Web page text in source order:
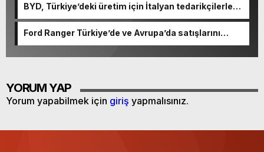
BYD, Türkiye’deki üretim için İtalyan tedarikçilerle
Ford Ranger Türkiye’de ve Avrupa’da satışlarını
YORUM YAP
Yorum yapabilmek için giriş yapmalısınız.